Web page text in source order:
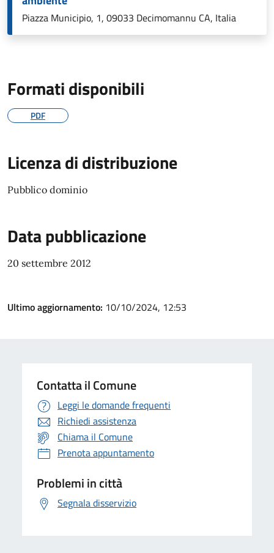
Piazza Municipio, 1, 09033 Decimomannu CA, Italia
Formati disponibili
PDF
Licenza di distribuzione
Pubblico dominio
Data pubblicazione
20 settembre 2012
Ultimo aggiornamento: 10/10/2024, 12:53
Contatta il Comune
Leggi le domande frequenti
Richiedi assistenza
Chiama il Comune
Prenota appuntamento
Problemi in città
Segnala disservizio